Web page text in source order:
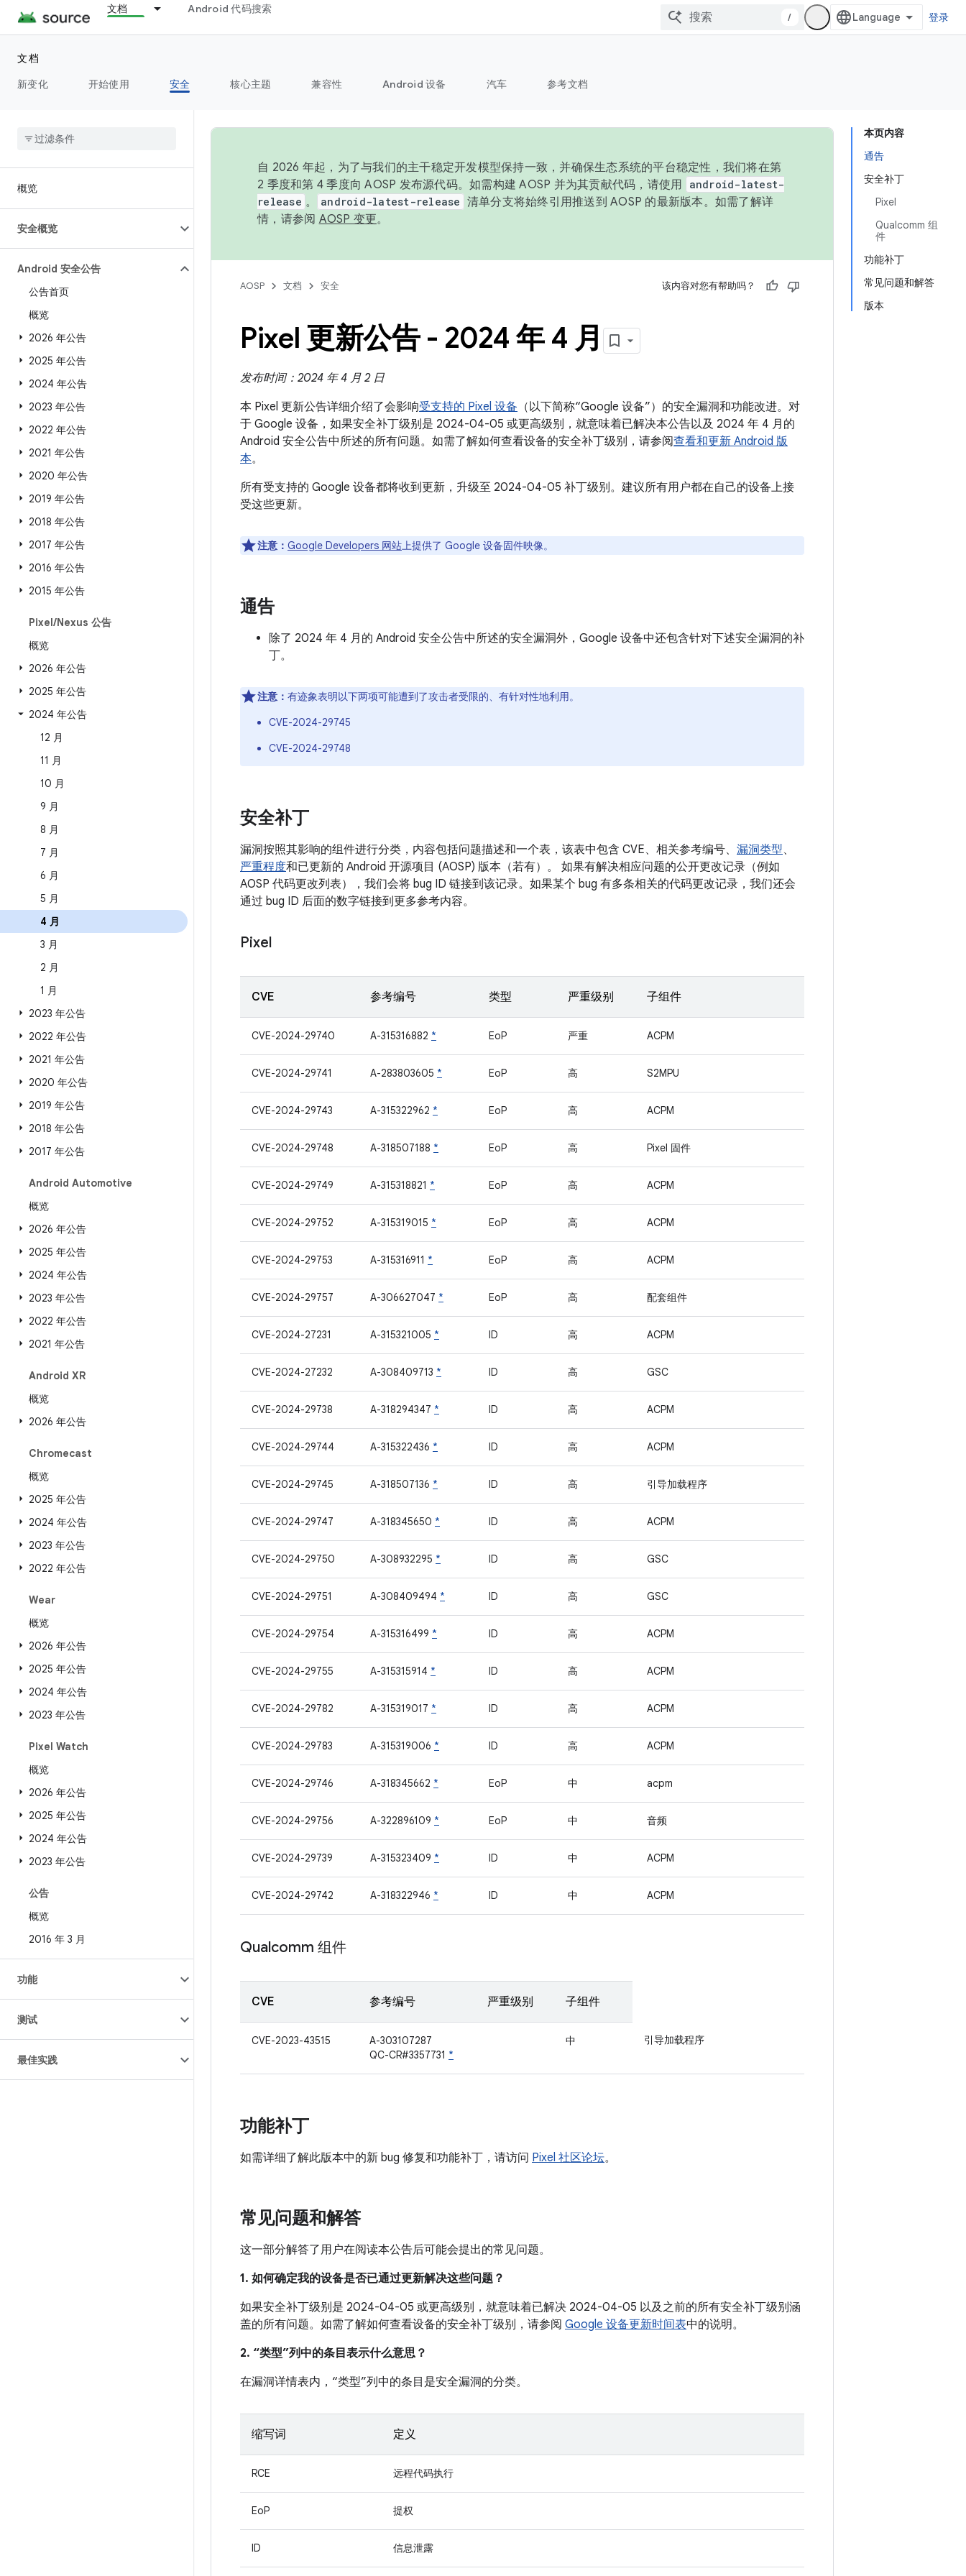
文档 Android 代码搜索
/ 登录
文档
新变化
开始使用 安全 核心主题 兼容性 Android 设备 汽车 参考文档
概览
安全概览
Android 安全公告
公告首页
概览
2026 年公告
2025 年公告
2024 年公告
2023 年公告
2022 年公告
2021 年公告
2020 年公告
2019 年公告
2018 年公告
2017 年公告
2016 年公告
2015 年公告
Pixel/Nexus 公告
概览
2026 年公告
2025 年公告
2024 年公告
12 月
11 月
10 月
9 月
8 月
7 月
6 月
5 月
4 月
3 月
2 月
1 月
2023 年公告
2022 年公告
2021 年公告
2020 年公告
2019 年公告
2018 年公告
2017 年公告
Android Automotive
概览
2026 年公告
2025 年公告
2024 年公告
2023 年公告
2022 年公告
2021 年公告
Android XR
概览
2026 年公告
Chromecast
概览
2025 年公告
2024 年公告
2023 年公告
2022 年公告
Wear
概览
2026 年公告
2025 年公告
2024 年公告
2023 年公告
Pixel Watch
概览
2026 年公告
2025 年公告
2024 年公告
2023 年公告
公告
概览
2016 年 3 月
功能
测试
最佳实践
本页内容
通告
安全补丁
Pixel
Qualcomm 组
件
功能补丁
常见问题和解答
版本
自 2026 年起，为了与我们的主干稳定开发模型保持一致，并确保生态系统的平台稳定性，我们将在第
2 季度和第 4 季度向 AOSP 发布源代码。如需构建 AOSP 并为其贡献代码，请使用
android-latest-
release 。 android-latest-release 清单分支将始终引用推送到 AOSP 的最新版本。如需了解详
情，请参阅 AOSP 变更。
AOSP 文档 安全 该内容对您有帮助吗？
Pixel 更新公告 - 2024 年 4 月
发布时间：2024 年 4 月 2 日
本 Pixel 更新公告详细介绍了会影响受支持的 Pixel 设备 （以下简称“Google 设备”）的安全漏洞和功能改进。对
于 Google 设备，如果安全补丁级别是 2024-04-05 或更高级别，就意味着已解决本公告以及 2024 年 4 月的
Android 安全公告中所述的所有问题。如需了解如何查看设备的安全补丁级别，请参阅查看和更新 Android 版
本。
所有受支持的 Google 设备都将收到更新，升级至 2024-04-05 补丁级别。建议所有用户都在自己的设备上接
受这些更新。
注意： Google Developers 网站上提供了 Google 设备固件映像。
通告
除了 2024 年 4 月的 Android 安全公告中所述的安全漏洞外，Google 设备中还包含针对下述安全漏洞的补
丁。
注意： 有迹象表明以下两项可能遭到了攻击者受限的、有针对性地利用。
CVE-2024-29745
CVE-2024-29748
安全补丁
漏洞按照其影响的组件进行分类，内容包括问题描述和一个表，该表中包含 CVE、相关参考编号、 漏洞类型、
严重程度和已更新的 Android 开源项目 (AOSP) 版本（若有）。 如果有解决相应问题的公开更改记录（例如
AOSP 代码更改列表），我们会将 bug ID 链接到该记录。如果某个 bug 有多条相关的代码更改记录，我们还会
通过 bug ID 后面的数字链接到更多参考内容。
Pixel
CVE 参考编号 类型 严重级别 子组件
CVE-2024-29740 A-315316882 * EoP 严重 ACPM
CVE-2024-29741 A-283803605 * EoP 高 S2MPU
CVE-2024-29743 A-315322962 * EoP 高 ACPM
CVE-2024-29748 A-318507188 * EoP 高 Pixel 固件
CVE-2024-29749 A-315318821 * EoP 高 ACPM
CVE-2024-29752 A-315319015 * EoP 高 ACPM
CVE-2024-29753 A-315316911 * EoP 高 ACPM
CVE-2024-29757 A-306627047 * EoP 高 配套组件
CVE-2024-27231 A-315321005 * ID 高 ACPM
CVE-2024-27232 A-308409713 * ID 高 GSC
CVE-2024-29738 A-318294347 * ID 高 ACPM
CVE-2024-29744 A-315322436 * ID 高 ACPM
CVE-2024-29745 A-318507136 * ID 高 引导加载程序
CVE-2024-29747 A-318345650 * ID 高 ACPM
CVE-2024-29750 A-308932295 * ID 高 GSC
CVE-2024-29751 A-308409494 * ID 高 GSC
CVE-2024-29754 A-315316499 * ID 高 ACPM
CVE-2024-29755 A-315315914 * ID 高 ACPM
CVE-2024-29782 A-315319017 * ID 高 ACPM
CVE-2024-29783 A-315319006 * ID 高 ACPM
CVE-2024-29746 A-318345662 * EoP 中 acpm
CVE-2024-29756 A-322896109 * EoP 中 音频
CVE-2024-29739 A-315323409 * ID 中 ACPM
CVE-2024-29742 A-318322946 * ID 中 ACPM
Qualcomm 组件
CVE 参考编号 严重级别 子组件
CVE-2023-43515
A-303107287
QC-CR#3357731 *
中 引导加载程序
功能补丁
如需详细了解此版本中的新 bug 修复和功能补丁，请访问 Pixel 社区论坛。
常见问题和解答
这一部分解答了用户在阅读本公告后可能会提出的常见问题。
1. 如何确定我的设备是否已通过更新解决这些问题？
如果安全补丁级别是 2024-04-05 或更高级别，就意味着已解决 2024-04-05 以及之前的所有安全补丁级别涵
盖的所有问题。如需了解如何查看设备的安全补丁级别，请参阅 Google 设备更新时间表中的说明。
2. “类型”列中的条目表示什么意思？
在漏洞详情表内，“类型”列中的条目是安全漏洞的分类。
缩写词 定义
RCE 远程代码执行
EoP 提权
ID 信息泄露